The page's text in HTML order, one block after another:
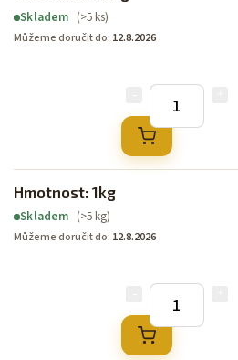
Skladem (>5 ks)
Můžeme doručit do: 12.8.2026
Hmotnost: 1kg
Skladem (>5 kg)
Můžeme doručit do: 12.8.2026